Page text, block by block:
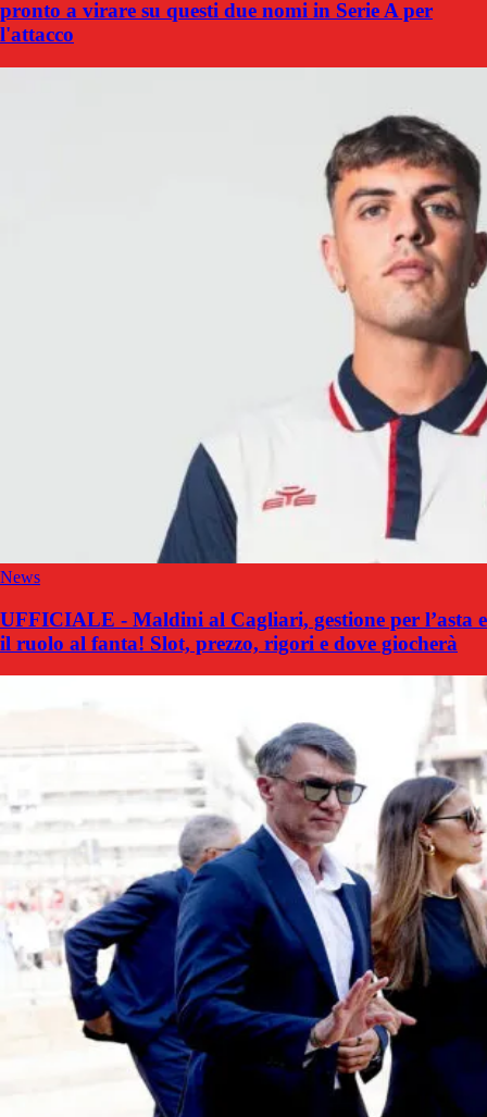
pronto a virare su questi due nomi in Serie A per
l'attacco
News
UFFICIALE - Maldini al Cagliari, gestione per l’asta e
il ruolo al fanta! Slot, prezzo, rigori e dove giocherà